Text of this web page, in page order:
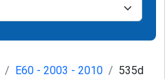
E60 - 2003 - 2010 535d